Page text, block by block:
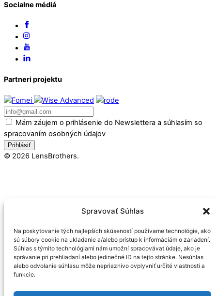
Spravovať Súhlas
Na poskytovanie tých najlepších skúseností používame technológie, ako
sú súbory cookie na ukladanie a/alebo prístup k informáciám o zariadení.
Súhlas s týmito technológiami nám umožní spracovávať údaje, ako je
správanie pri prehliadaní alebo jedinečné ID na tejto stránke. Nesúhlas
alebo odvolanie súhlasu môže nepriaznivo ovplyvniť určité vlastnosti a
funkcie.
Socialne médiá
Partneri projektu
Email
Mám záujem o prihlásenie do Newslettera a súhlasím so
spracovaním osobných údajov
Prihlásiť
© 2026 LensBrothers.